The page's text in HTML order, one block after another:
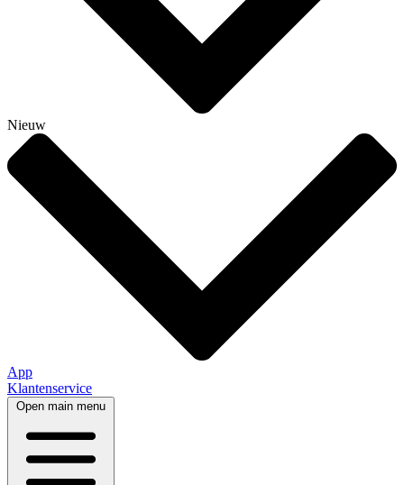
Nieuw
App
Klantenservice
Open main menu